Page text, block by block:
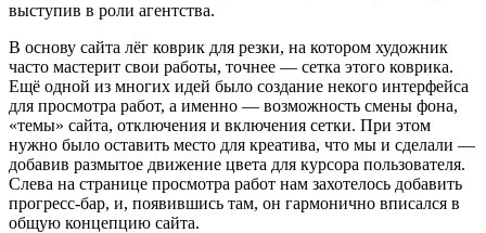
выступив в роли агентства.
В основу сайта лёг коврик для резки, на котором художник
часто мастерит свои работы, точнее — сетка этого коврика.
Ещё одной из многих идей было создание некого интерфейса
для просмотра работ, а именно — возможность смены фона,
«темы» сайта, отключения и включения сетки. При этом
нужно было оставить место для креатива, что мы и сделали —
добавив размытое движение цвета для курсора пользователя.
Слева на странице просмотра работ нам захотелось добавить
прогресс-бар, и, появившись там, он гармонично вписался в
общую концепцию сайта.